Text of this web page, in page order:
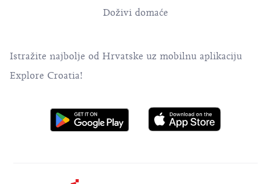
Doživi domaće
Istražite najbolje od Hrvatske uz mobilnu aplikaciju
Explore Croatia!